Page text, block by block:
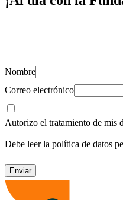
Nombre
Correo electrónico
Autorizo el tratamiento de mis
Debe leer la política de datos